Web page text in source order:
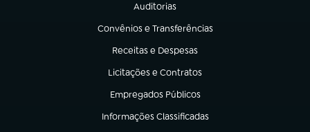
Auditorias
(abre em nova aba)
Convênios e Transferências
(abre em nova aba)
Receitas e Despesas
(abre em nova aba)
Licitações e Contratos
(abre em nova aba)
Empregados Públicos
(abre em nova aba)
Informações Classificadas
(abre em nova aba)